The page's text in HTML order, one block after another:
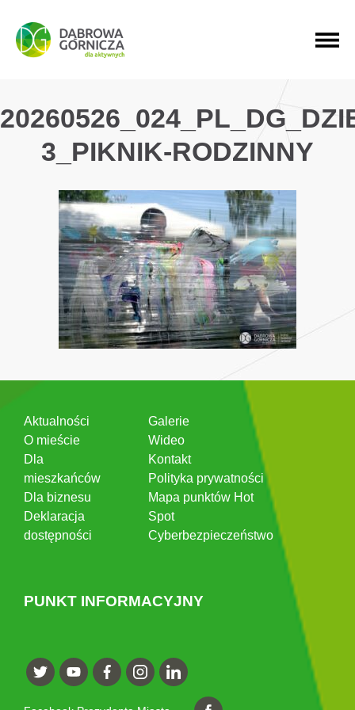
PRZEJDŹ DO MENU GŁÓWNEGO
PRZEJDŹ DO WYSZUKIWARKI
PRZEJDŹ DO TREŚCI
3_PIKNIK-RODZINNY
Aktualności
O mieście
Dla
mieszkańców
Dla biznesu
Deklaracja
dostępności
Galerie
Wideo
Kontakt
Polityka prywatności
Mapa punktów Hot
Spot
Cyberbezpieczeństwo
PUNKT INFORMACYJNY